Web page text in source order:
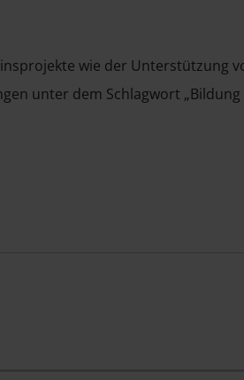
wie der Unterstützung
unter dem Schlagwort „Bildung